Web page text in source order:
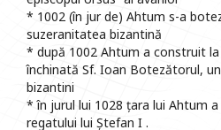
* 1002 (în jur de) Ahtum s-a
suzeranitatea bizantină
* după 1002 Ahtum a construit
închinată Sf. Ioan Botezătorul,
bizantini
* în jurul lui 1028 țara lui Ahtum
regatului lui Ștefan I .